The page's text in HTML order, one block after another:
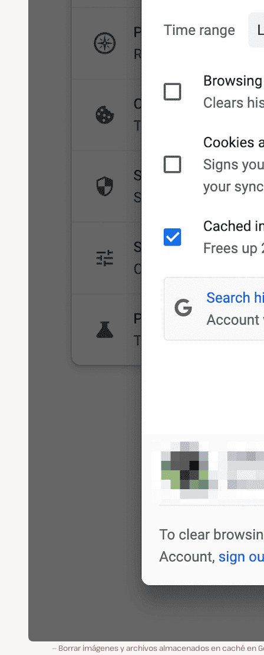
Borrar imágenes y archivos almacenados en caché en